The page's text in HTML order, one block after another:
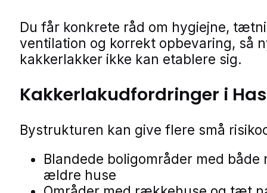
Du får konkrete råd om hygiejne,
ventilation og korrekt opbevaring, så
kakkerlakker ikke kan etablere sig.
Kakkerlakudfordringer i
Bystrukturen kan give flere små
Blandede boligområder med både
ældre huse